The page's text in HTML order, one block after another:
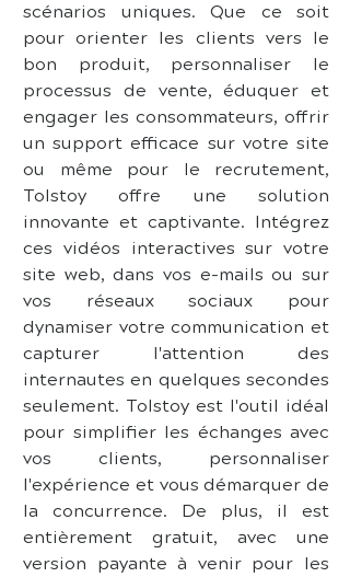
scénarios uniques. Que ce soit
pour orienter les clients vers le
bon produit, personnaliser le
processus de vente, éduquer et
engager les consommateurs, offrir
un support efficace sur votre site
ou même pour le recrutement,
Tolstoy offre une solution
innovante et captivante. Intégrez
ces vidéos interactives sur votre
site web, dans vos e-mails ou sur
vos réseaux sociaux pour
dynamiser votre communication et
capturer l'attention des
internautes en quelques secondes
seulement. Tolstoy est l'outil idéal
pour simplifier les échanges avec
vos clients, personnaliser
l'expérience et vous démarquer de
la concurrence. De plus, il est
entièrement gratuit, avec une
version payante à venir pour les